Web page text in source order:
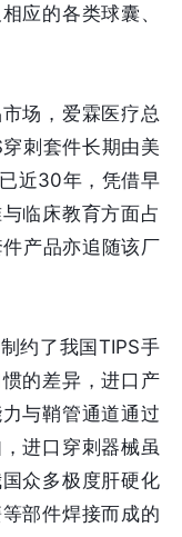
应的各类球囊、
场，爱霖医疗总
刺套件长期由美
近30年，凭借早
临床教育方面占
产品亦追随该厂
约了我国TIPS手
的差异，进口产
与鞘管通道通过
进口穿刺器械虽
众多极度肝硬化
部件焊接而成的